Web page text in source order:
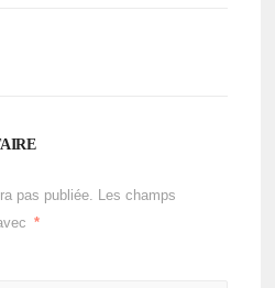
pas publiée. Les champs
*